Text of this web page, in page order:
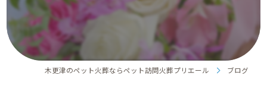
木更津のペット火葬ならペット訪問火葬プリエール ブログ